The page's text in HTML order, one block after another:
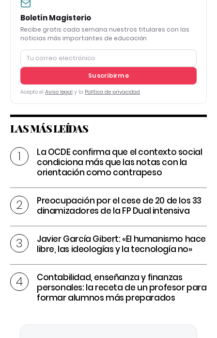
Boletín Magisterio
Recibe gratis cada semana nuestros titulares con las
noticias más importantes de educación
Suscribirme
Acepto el Aviso legal y la Política de privacidad
LAS MÁS LEÍDAS
La OCDE confirma que el contexto social
condiciona más que las notas con la
orientación como contrapeso
Preocupación por el cese de 20 de los 33
dinamizadores de la FP Dual intensiva
Javier García Gibert: «El humanismo hace
libre, las ideologías y la tecnología no»
Contabilidad, enseñanza y finanzas
personales: la receta de un profesor para
formar alumnos más preparados